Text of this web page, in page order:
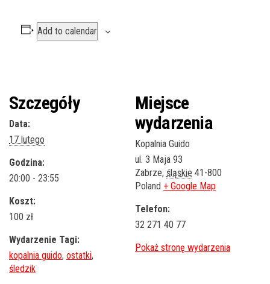
Add to calendar
Szczegóły
Data:
17 lutego
Godzina:
20:00 - 23:55
Koszt:
100 zł
Wydarzenie Tagi:
kopalnia guido, ostatki,
śledzik
Miejsce
wydarzenia
Kopalnia Guido
ul. 3 Maja 93
Zabrze, śląskie 41-800
Poland + Google Map
Telefon:
32 271 40 77